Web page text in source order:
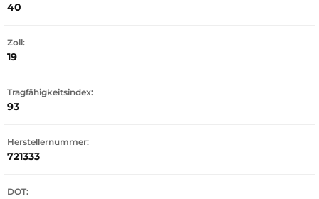
40
Zoll:
19
Tragfähigkeitsindex:
93
Herstellernummer:
721333
DOT: